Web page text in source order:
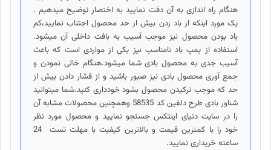
هنگام راه اندازی به آن دقت نمایید به اختصار توضیح میدهیم .
یک مورد اینکه از باد زدن بیش از حد محصول اجتناب نمایید،کم
باد بودن محصول نیز موجب آسیب به بافت داخلی آن میشود.
استفاده از پمپ باد نامناسب نیز یکی از مواردی است که باعث
آسیب جدی به محصول بادی شما میشود.هنگام خالی نمودن و
جمع آوری محصول بادی نیز صبور باشید و از فشار دادن بیش از
حد که موجب ترکیدن محصول بشود خودداری کنید.شما میتوانید
شناور بادی طرح دلفین کد 58535 وهمچنین محصولات مشابه آن
را در سایت دنیای اینتکس جستجو نمایید و محصول مورد نظر
خود را با کمترین قیمت و بالاترین کیفیت با مهلت تست 24
ساعته خریداری نمایید.